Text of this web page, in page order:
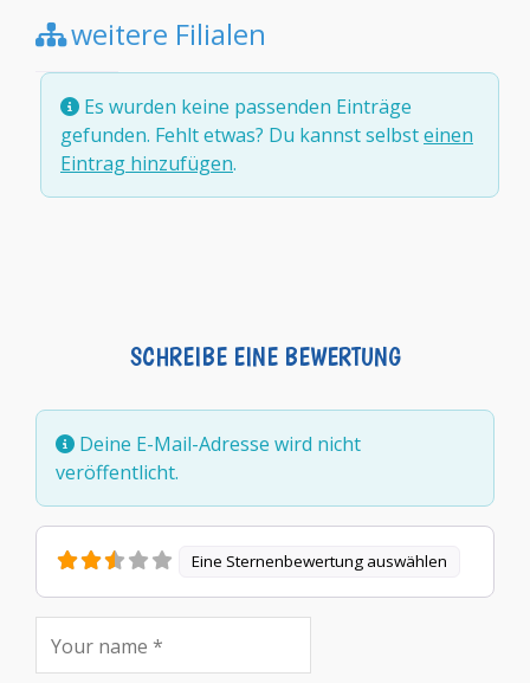
weitere Filialen
Es wurden keine passenden Einträge
gefunden. Fehlt etwas? Du kannst selbsteinen
Eintrag hinzufügen.
SCHREIBE EINE BEWERTUNG
Deine E-Mail-Adresse wird nicht
veröffentlicht.
Eine Sternenbewertung auswählen